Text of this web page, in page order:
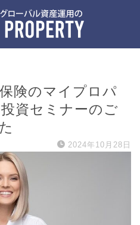
険のマイプロパ
資セミナーのご
2024年10月28日